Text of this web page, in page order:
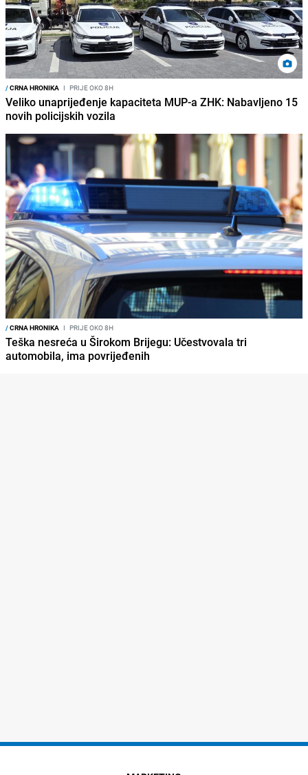
/CRNA HRONIKA I PRIJE OKO 8H
Veliko unaprijeđenje kapaciteta MUP-a ZHK: Nabavljeno 15
novih policijskih vozila
/CRNA HRONIKA I PRIJE OKO 8H
Teška nesreća u Širokom Brijegu: Učestvovala tri
automobila, ima povrijeđenih